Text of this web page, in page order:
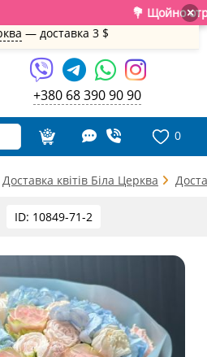
💐 Щойно ×
— доставка 3 $
+380 68 390 90 90
0
Доставка квітів Біла Церква
ID: 10849-71-2